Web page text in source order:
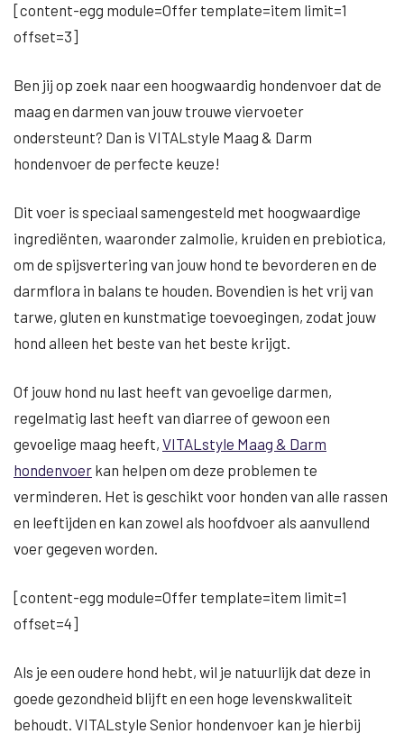
[content-egg module=Offer template=item limit=1
offset=3]
Ben jij op zoek naar een hoogwaardig hondenvoer dat de
maag en darmen van jouw trouwe viervoeter
ondersteunt? Dan is VITALstyle Maag & Darm
hondenvoer de perfecte keuze!
Dit voer is speciaal samengesteld met hoogwaardige
ingrediënten, waaronder zalmolie, kruiden en prebiotica,
om de spijsvertering van jouw hond te bevorderen en de
darmflora in balans te houden. Bovendien is het vrij van
tarwe, gluten en kunstmatige toevoegingen, zodat jouw
hond alleen het beste van het beste krijgt.
Of jouw hond nu last heeft van gevoelige darmen,
regelmatig last heeft van diarree of gewoon een
gevoelige maag heeft, VITALstyle Maag & Darm
hondenvoer kan helpen om deze problemen te
verminderen. Het is geschikt voor honden van alle rassen
en leeftijden en kan zowel als hoofdvoer als aanvullend
voer gegeven worden.
[content-egg module=Offer template=item limit=1
offset=4]
Als je een oudere hond hebt, wil je natuurlijk dat deze in
goede gezondheid blijft en een hoge levenskwaliteit
behoudt. VITALstyle Senior hondenvoer kan je hierbij